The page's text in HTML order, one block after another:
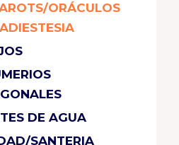
ORÁCULOS
DE AGUA
SANTERIA